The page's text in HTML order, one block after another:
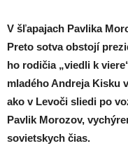
V šľapajach Pavlika
Preto sotva obstojí
ho rodičia „viedli k
mladého Andreja Kisku
ako v Levoči sliedi po
Pavlik Morozov,
sovietskych čias.